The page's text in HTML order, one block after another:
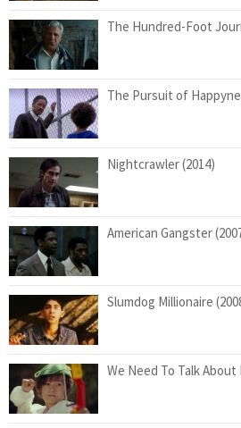
The Hundred-Foot
The Pursuit of
Nightcrawler (2014)
American Gangster
Slumdog Millionaire
We Need To Talk About